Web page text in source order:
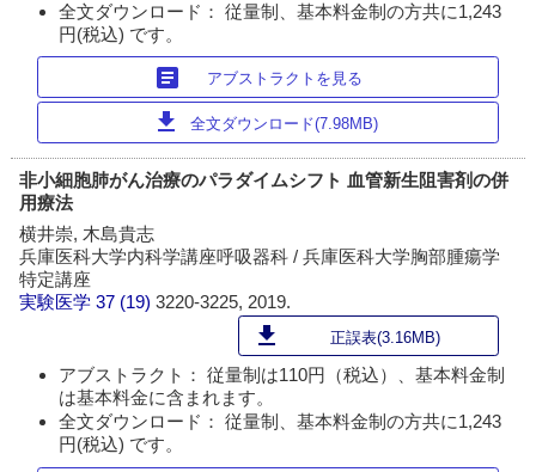
全文ダウンロード： 従量制、基本料金制の方共に1,243
円(税込) です。
article アブストラクトを見る
download 全文ダウンロード(7.98MB)
非小細胞肺がん治療のパラダイムシフト 血管新生阻害剤の併
用療法
横井崇, 木島貴志
兵庫医科大学内科学講座呼吸器科 / 兵庫医科大学胸部腫瘍学
特定講座
実験医学 37 (19)3220-3225, 2019.
download 正誤表(3.16MB)
アブストラクト： 従量制は110円（税込）、基本料金制
は基本料金に含まれます。
全文ダウンロード： 従量制、基本料金制の方共に1,243
円(税込) です。